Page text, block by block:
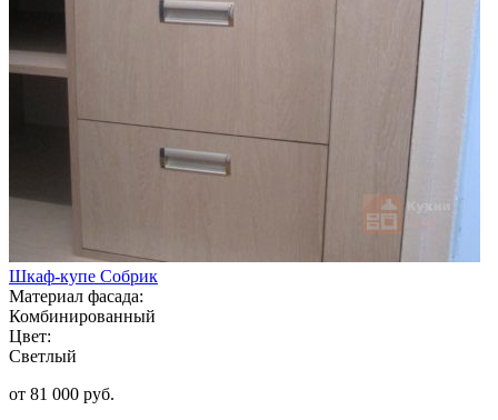
Шкаф-купе Собрик
Материал фасада:
Комбинированный
Цвет:
Светлый
от 81 000 руб.